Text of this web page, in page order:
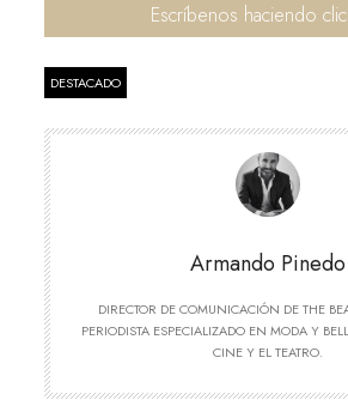
Escríbenos haciendo
DESTACADO
Armando Pinedo
DIRECTOR DE COMUNICACIÓN DE THE
PERIODISTA ESPECIALIZADO EN MODA Y
CINE Y EL TEATRO.